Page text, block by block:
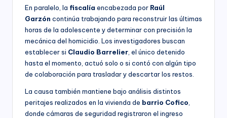
En paralelo, la fiscalía encabezada por Raúl
Garzón continúa trabajando para reconstruir las últimas
horas de la adolescente y determinar con precisión la
mecánica del homicidio. Los investigadores buscan
establecer si Claudio Barrelier , el único detenido
hasta el momento, actuó solo o si contó con algún tipo
de colaboración para trasladar y descartar los restos.
La causa también mantiene bajo análisis distintos
peritajes realizados en la vivienda de barrio Cofico
donde cámaras de seguridad registraron el ingreso